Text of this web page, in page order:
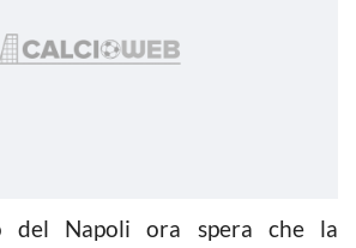
del Napoli ora spera che la